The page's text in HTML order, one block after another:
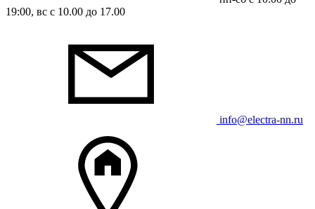
19:00, вс с 10.00 до 17.00
info@electra-nn.ru